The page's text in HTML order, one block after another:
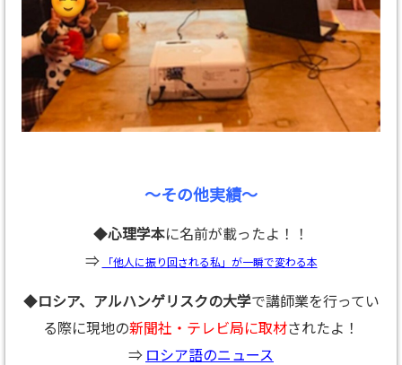
～その他実績～
◆心理学本に名前が載ったよ！！
⇒
「他人に振り回される私」が一瞬で変わる本
◆ロシア、アルハンゲリスクの大学で講師業を行ってい
る際に現地の新聞社・テレビ局に取材されたよ！
⇒ ロシア語のニュース